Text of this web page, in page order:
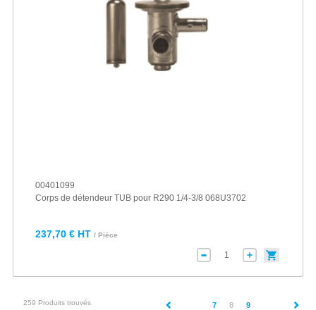
00401099
Corps de détendeur TUB pour R290 1/4-3/8 068U3702
237,70 € HT / Pièce
259 Produits trouvés 7 8(current)
9